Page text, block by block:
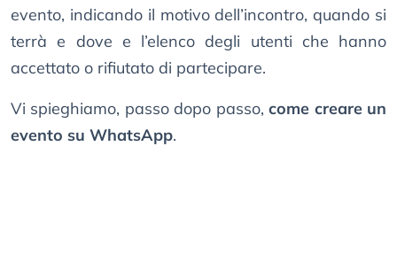
evento, indicando il motivo dell’incontro, quando si
terrà e dove e l’elenco degli utenti che hanno
accettato o rifiutato di partecipare.
Vi spieghiamo, passo dopo passo,come creare un
evento su WhatsApp.